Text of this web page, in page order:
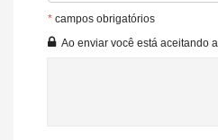
Rua Israel, nº 375
Nações
* campos obrigatórios
Ao enviar você está aceitando a